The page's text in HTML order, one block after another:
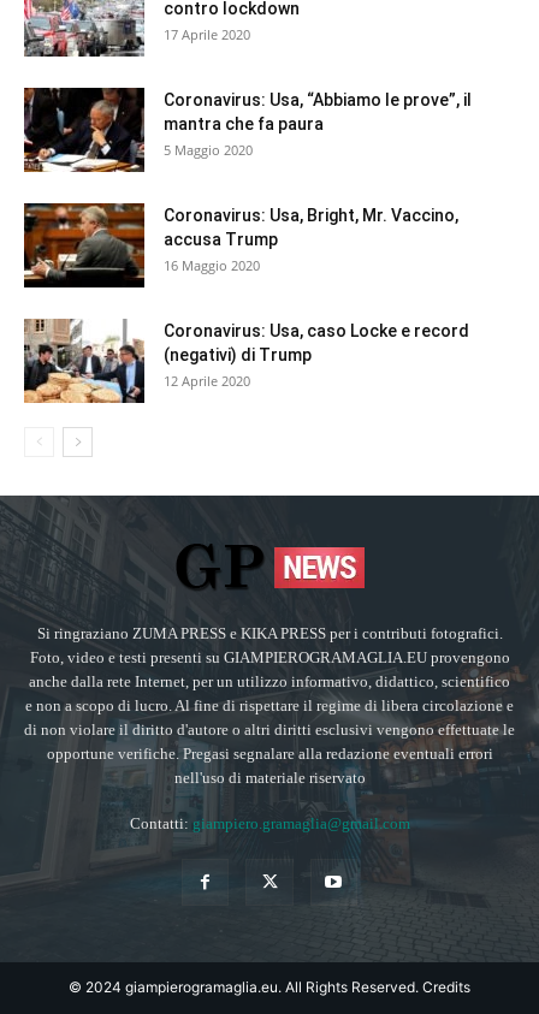
contro lockdown
17 Aprile 2020
Coronavirus: Usa, “Abbiamo le prove”, il
mantra che fa paura
5 Maggio 2020
Coronavirus: Usa, Bright, Mr. Vaccino,
accusa Trump
16 Maggio 2020
Coronavirus: Usa, caso Locke e record
(negativi) di Trump
12 Aprile 2020
Si ringraziano ZUMA PRESS e KIKA PRESS per i contributi fotografici.
Foto, video e testi presenti su GIAMPIEROGRAMAGLIA.EU provengono
anche dalla rete Internet, per un utilizzo informativo, didattico, scientifico
e non a scopo di lucro. Al fine di rispettare il regime di libera circolazione e
di non violare il diritto d'autore o altri diritti esclusivi vengono effettuate le
opportune verifiche. Pregasi segnalare alla redazione eventuali errori
nell'uso di materiale riservato
Contatti: giampiero.gramaglia@gmail.com
© 2024 giampierogramaglia.eu. All Rights Reserved. Credits